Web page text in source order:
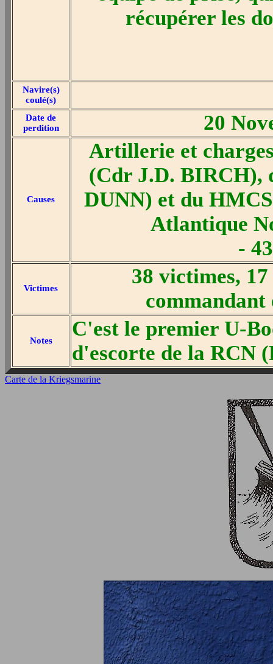
récupérer les
Navire(s)
coulé(s)
Date de
perdition
20
Causes
Artillerie et
(Cdr J.D. BIRCH),
DUNN) et du
Atlantique
-
Victimes
38 victimes,
commandant
Notes
C'est le premier U-
d'escorte de la RCN
Carte de la Kriegsmarine